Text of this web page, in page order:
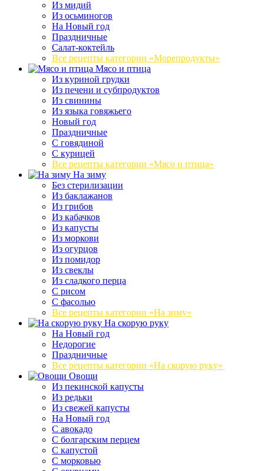
Из мидий
Из осьминогов
На Новый год
Праздничные
Салат-коктейль
Все рецепты категории «Морепродукты»
Мясо и птица
Из куриной грудки
Из печени и субпродуктов
Из свинины
Из языка говяжьего
Новый год
Праздничные
С говядиной
С курицей
Все рецепты категории «Мясо и птица»
На зиму
Без стерилизации
Из баклажанов
Из грибов
Из кабачков
Из капусты
Из моркови
Из огурцов
Из помидор
Из свеклы
Из сладкого перца
С рисом
С фасолью
Все рецепты категории «На зиму»
На скорую руку
На Новый год
Недорогие
Праздничные
Все рецепты категории «На скорую руку»
Овощи
Из пекинской капусты
Из редьки
Из свежей капусты
На Новый год
С авокадо
С болгарским перцем
С капустой
С морковью